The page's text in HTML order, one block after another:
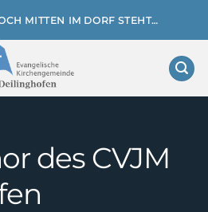
MITTEN IM DORF STEHT…
des CVJM